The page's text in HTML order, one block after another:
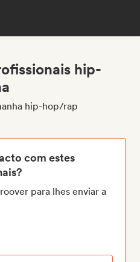
hip-
hip-hop/rap
com estes
para lhes enviar a